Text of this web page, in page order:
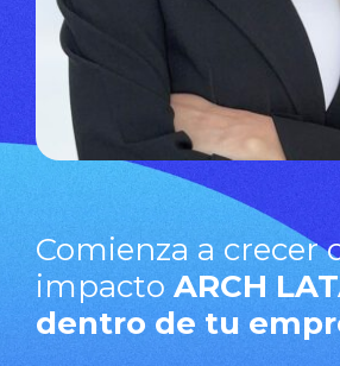
Comienza a crecer
impacto ARCH
dentro de tu